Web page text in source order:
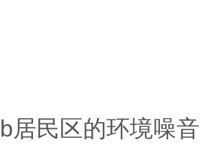
居民区的环境噪